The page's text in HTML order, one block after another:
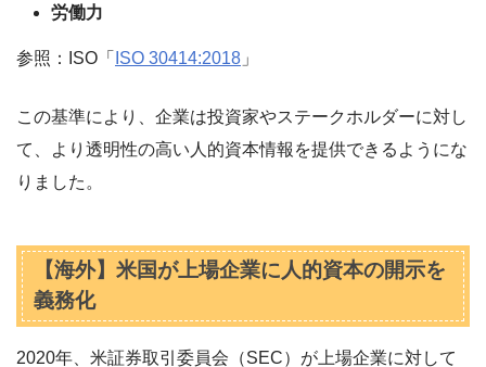
労働力
参照：ISO「 ISO 30414:2018 」
この基準により、企業は投資家やステークホルダーに対し
て、より透明性の高い人的資本情報を提供できるようにな
りました。
【海外】米国が上場企業に人的資本の開示を
義務化
2020年、米証券取引委員会（SEC）が上場企業に対して